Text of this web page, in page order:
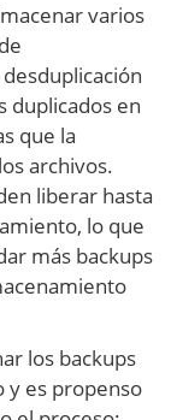
varios
duplicados en
que la
archivos.
liberar hasta
lo que
más backups
los backups
y es propenso